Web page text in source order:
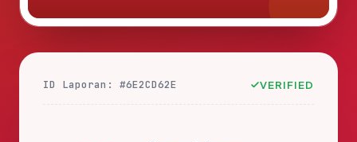
ID Laporan: #6E2CD62E VERIFIED